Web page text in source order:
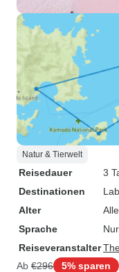
Natur & Tierwelt
Reisedauer
3
Destinationen
Alter
Sprache
Reiseveranstalter
Ab €296 5% sparen